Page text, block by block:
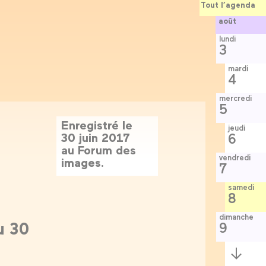
Enregistré le
30 juin 2017
au Forum des
images.
30
Tout l’agenda
août
lundi
3
mardi
4
mercredi
5
jeudi
6
vendredi
7
samedi
8
dimanche
9
Semaine
suivante